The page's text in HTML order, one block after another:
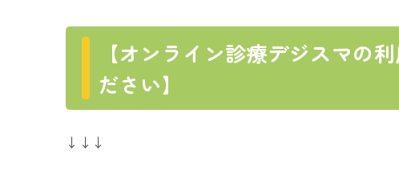
【オンライン診療デジスマの
ださい】
↓↓↓